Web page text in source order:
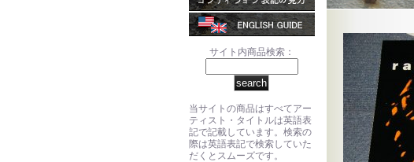
サイト内商品検索：
当サイトの商品はすべてアー
ティスト・タイトルは英語表
記で記載しています。検索の
際は英語表記で検索していた
だくとスムーズです。